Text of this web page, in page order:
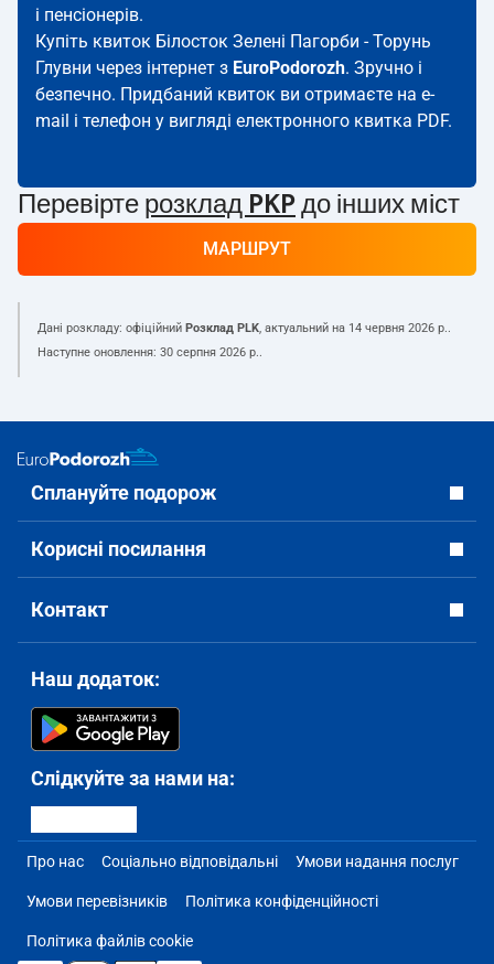
і пенсіонерів.
Купіть квиток Білосток Зелені Пагорби - Торунь
Глувни через інтернет з EuroPodorozh. Зручно і
безпечно. Придбаний квиток ви отримаєте на e-
mail і телефон у вигляді електронного квитка PDF.
Перевірте розклад PKP до інших міст
МАРШРУТ
Дані розкладу: офіційний Розклад PLK, актуальний на 14 червня 2026 р..
Наступне оновлення: 30 серпня 2026 р..
Сплануйте подорож
Корисні посилання
Контакт
Наш додаток:
Слідкуйте за нами на:
Про нас Соціально відповідальні Умови надання послуг
Умови перевізників Політика конфіденційності
Політика файлів cookie